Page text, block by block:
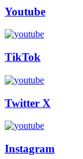
Youtube
TikTok
Twitter X
Instagram